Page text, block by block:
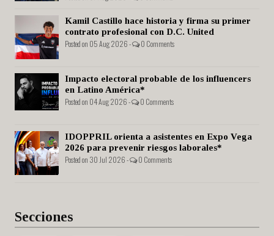
Kamil Castillo hace historia y firma su primer
contrato profesional con D.C. United
Posted on 05 Aug 2026 - 0 Comments
Impacto electoral probable de los influencers
en Latino América*
Posted on 04 Aug 2026 - 0 Comments
IDOPPRIL orienta a asistentes en Expo Vega
2026 para prevenir riesgos laborales*
Posted on 30 Jul 2026 - 0 Comments
Secciones